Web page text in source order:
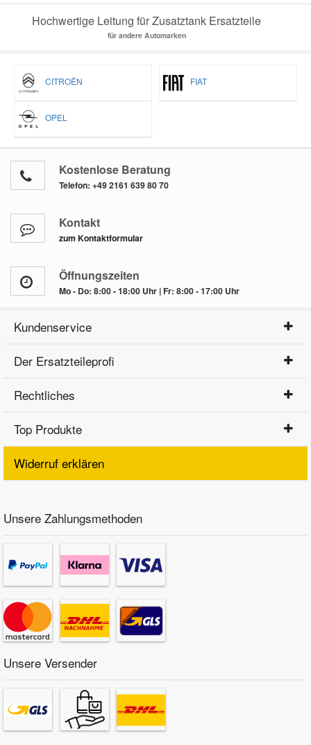
Hochwertige Leitung für Zusatztank Ersatzteile
für andere Automarken
CITROËN FIAT
OPEL
Kostenlose Beratung
Telefon: +49 2161 639 80 70
Kontakt
zum Kontaktformular
Öffnungszeiten
Mo - Do: 8:00 - 18:00 Uhr | Fr: 8:00 - 17:00 Uhr
Kundenservice
Der Ersatzteileprofi
Rechtliches
Top Produkte
Widerruf erklären
Unsere Zahlungsmethoden
Unsere Versender